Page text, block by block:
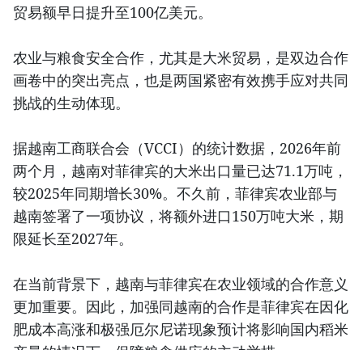
贸易额早日提升至100亿美元。
农业与粮食安全合作，尤其是大米贸易，是双边合作
画卷中的突出亮点，也是两国紧密有效携手应对共同
挑战的生动体现。
据越南工商联合会（VCCI）的统计数据，2026年前
两个月，越南对菲律宾的大米出口量已达71.1万吨，
较2025年同期增长30%。不久前，菲律宾农业部与
越南签署了一项协议，将额外进口150万吨大米，期
限延长至2027年。
在当前背景下，越南与菲律宾在农业领域的合作意义
更加重要。因此，加强同越南的合作是菲律宾在因化
肥成本高涨和极强厄尔尼诺现象预计将影响国内稻米